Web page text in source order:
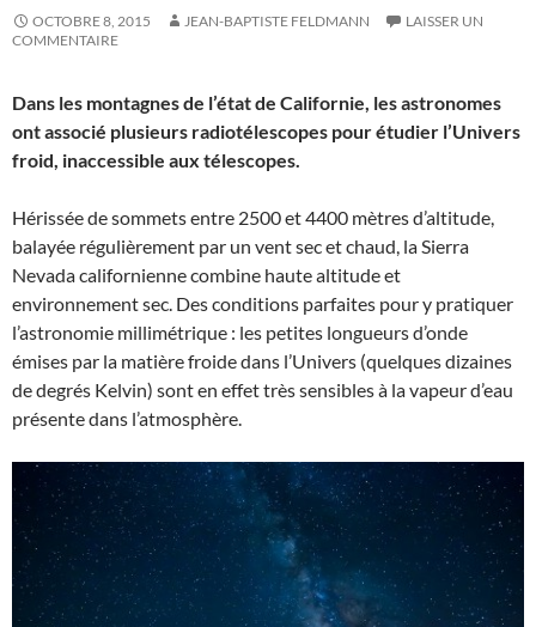
OCTOBRE 8, 2015 JEAN-BAPTISTE FELDMANN
LAISSER UN
COMMENTAIRE
Dans les montagnes de l’état de Californie, les astronomes
ont associé plusieurs radiotélescopes pour étudier l’Univers
froid, inaccessible aux télescopes.
Hérissée de sommets entre 2500 et 4400 mètres d’altitude,
balayée régulièrement par un vent sec et chaud, la Sierra
Nevada californienne combine haute altitude et
environnement sec. Des conditions parfaites pour y pratiquer
l’astronomie millimétrique : les petites longueurs d’onde
émises par la matière froide dans l’Univers (quelques dizaines
de degrés Kelvin) sont en effet très sensibles à la vapeur d’eau
présente dans l’atmosphère.